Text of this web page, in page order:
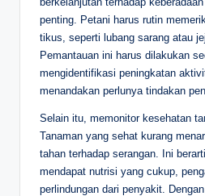
penting. Petani harus rutin
tikus, seperti lubang sarang atau
Pemantauan ini harus dilakukan
mengidentifikasi peningkatan
menandakan perlunya tindakan
Selain itu, memonitor kesehatan
Tanaman yang sehat kurang
tahan terhadap serangan. Ini
mendapat nutrisi yang cukup,
perlindungan dari penyakit.